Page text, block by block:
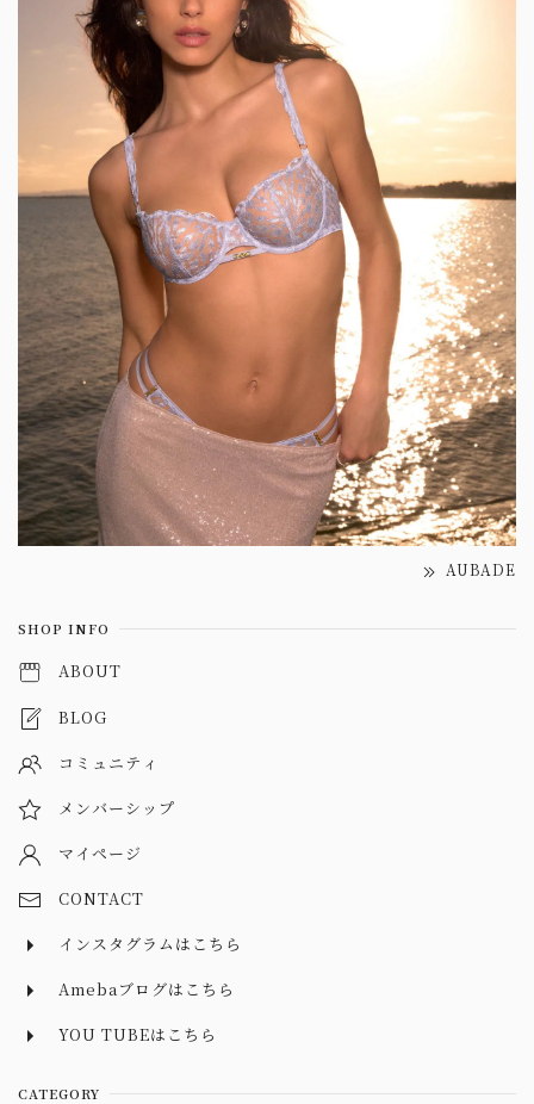
AUBADE
SHOP INFO
ABOUT
BLOG
コミュニティ
メンバーシップ
マイページ
CONTACT
インスタグラムはこちら
Amebaブログはこちら
YOU TUBEはこちら
CATEGORY